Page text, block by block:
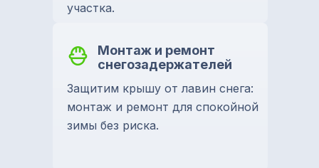
участка.
Монтаж и ремонт
снегозадержателей
Защитим крышу от лавин снега:
монтаж и ремонт для спокойной
зимы без риска.